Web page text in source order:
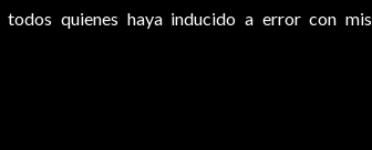
quienes haya inducido a error con mis